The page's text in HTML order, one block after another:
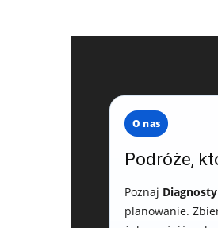
O nas
Podróże,
Poznaj
planowanie.